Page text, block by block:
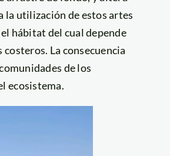
la utilización de estos artes
hábitat del cual depende
La consecuencia
de los
ecosistema.